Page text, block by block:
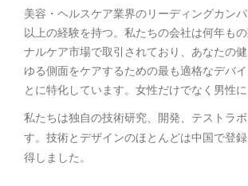
美容・ヘルスケア業界のリーディングカン
以上の経験を持つ。私たちの会社は何年も
ナルケア市場で取引されており、あなたの
ゆる側面をケアするための最も適格なデバ
とに特化しています。女性だけでなく男性に
私たちは独自の技術研究、開発、テストラ
す。技術とデザインのほとんどは中国で登
得しました。